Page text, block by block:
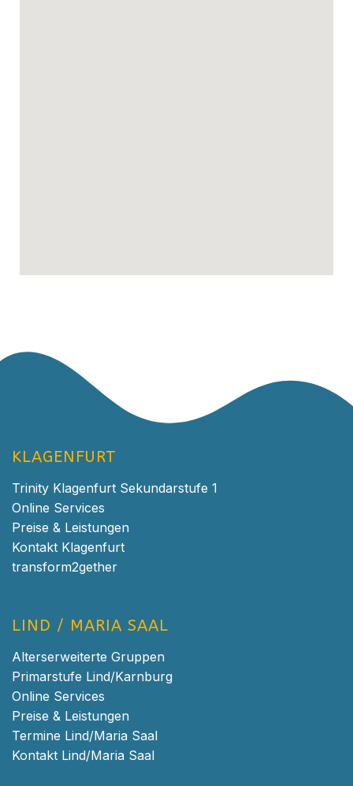
KLAGENFURT
Trinity Klagenfurt Sekundarstufe 1
Online Services
Preise & Leistungen
Kontakt Klagenfurt
transform2gether
LIND / MARIA SAAL
Alterserweiterte Gruppen
Primarstufe Lind/Karnburg
Online Services
Preise & Leistungen
Termine Lind/Maria Saal
Kontakt Lind/Maria Saal